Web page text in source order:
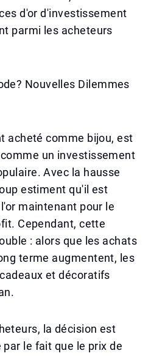
d'or d'investissement
parmi les acheteurs
Nouvelles Dilemmes
acheté comme bijou, est
un investissement
Avec la hausse
estiment qu'il est
maintenant pour le
Cependant, cette
: alors que les achats
terme augmentent, les
et décoratifs
la décision est
le fait que le prix de